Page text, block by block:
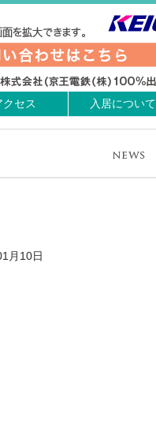
クセス 入居について
月10日